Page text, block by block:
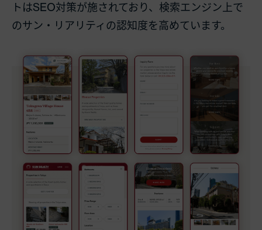
トはSEO対策が施されており、検索エンジン上で
のサン・リアリティの認知度を高めています。